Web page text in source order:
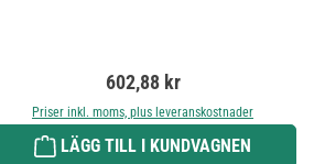
Ordinarie pris:
602,88 kr
Priser inkl. moms, plus leveranskostnader
LÄGG TILL I KUNDVAGNEN